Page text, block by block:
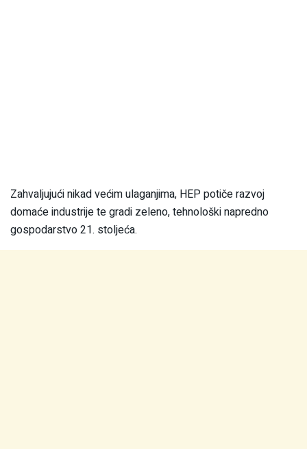
Zahvaljujući nikad većim ulaganjima, HEP potiče razvoj
domaće industrije te gradi zeleno, tehnološki napredno
gospodarstvo 21. stoljeća.